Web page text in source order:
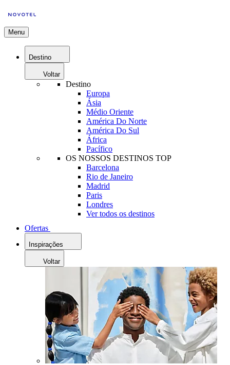
Menu
Destino
Voltar
Destino
Europa
Ásia
Médio Oriente
América Do Norte
América Do Sul
África
Pacífico
OS NOSSOS DESTINOS TOP
Barcelona
Rio de Janeiro
Madrid
Paris
Londres
Ver todos os destinos
Ofertas
Inspirações
Voltar